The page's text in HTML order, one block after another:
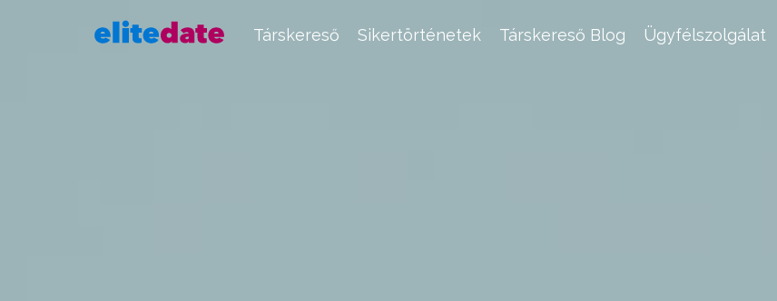
Társkereső Sikertörténetek Társkereső Blog Ügyfélszolgálat